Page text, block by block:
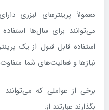
معمولاً پرینترهای لیزری
می‌توانند برای سال‌ها
استفاده قابل قبول از یک
نیازها و فعالیت‌های شما
برخی از عواملی که می‌توانند
بگذارند عبارتند از: